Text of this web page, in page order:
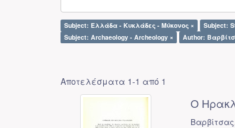
Subject: Ελλάδα - Κυκλάδες - Μύκονος × Subject:
Subject: Archaeology - Archeology ×
Author:
Αποτελέσματα 1-1 από 1
Ο